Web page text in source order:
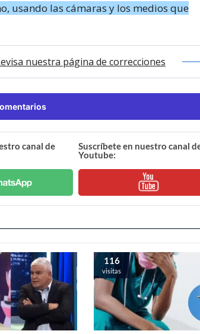
usando las cámaras y los medios que
nuestra página de correcciones
canal de
Suscríbete en nuestro canal
Youtube:
116
visitas